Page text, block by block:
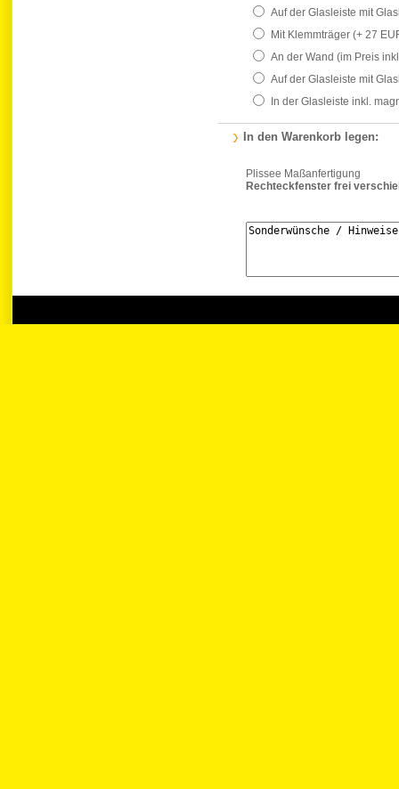
Auf der Glasleiste mit
Mit Klemmträger (+ 27
An der Wand (im Preis
Auf der Glasleiste mit
In der Glasleiste inkl.
In den Warenkorb legen:
Plissee Maßanfertigung
Rechteckfenster frei